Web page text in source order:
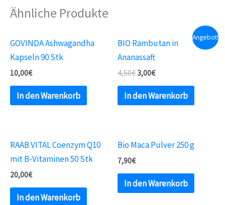
Ähnliche Produkte
GOVINDA Ashwagandha
Kapseln 90 Stk
10,00€
In den Warenkorb
Angebot!
BIO Rambutan in
Ananassaft
4,50€3,00€
In den Warenkorb
RAAB VITAL Coenzym Q10
mit B-Vitaminen 50 Stk
20,00€
In den Warenkorb
Bio Maca Pulver 250 g
7,90€
In den Warenkorb